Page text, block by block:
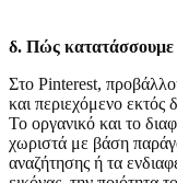
δ. Πώς κατατάσσουμε
Στο Pinterest,
και περιεχόμενο
Το οργανικό και το
χωριστά με βάση
αναζήτησης ή τα